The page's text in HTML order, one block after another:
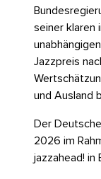
seiner klaren
Jazzpreis
und Ausland
Der
2026 im
jazzahead! in